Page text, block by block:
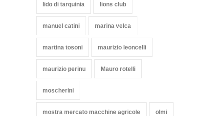
lido di tarquinia lions club
manuel catini marina velca
martina tosoni maurizio leoncelli
maurizio perinu Mauro rotelli
moscherini
mostra mercato macchine agricole olmi